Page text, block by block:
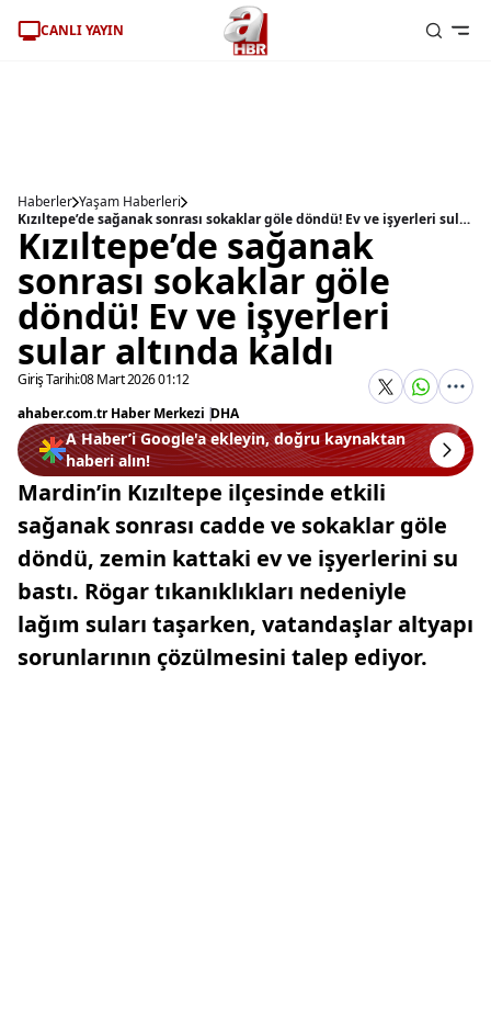
CANLI YAYIN
Haberler Yaşam Haberleri
Kızıltepe’de sağanak sonrası sokaklar göle döndü! Ev ve işyerleri sular altında kaldı
Kızıltepe’de sağanak
sonrası sokaklar göle
döndü! Ev ve işyerleri
sular altında kaldı
Giriş Tarihi:08 Mart 2026 01:12
ahaber.com.tr Haber Merkezi |DHA
A Haber’i Google'a ekleyin, doğru kaynaktan
haberi alın!
Mardin’in Kızıltepe ilçesinde etkili
sağanak sonrası cadde ve sokaklar göle
döndü, zemin kattaki ev ve işyerlerini su
bastı. Rögar tıkanıklıkları nedeniyle
lağım suları taşarken, vatandaşlar altyapı
sorunlarının çözülmesini talep ediyor.